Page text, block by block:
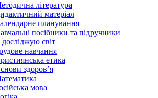
література
матеріал
планування
посібники та підручники
світ
навчання
етика
здоров’я
мова